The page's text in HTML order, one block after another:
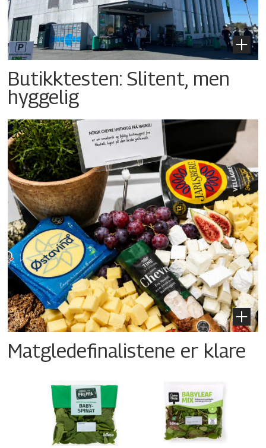
Butikktesten: Slitent, men
hyggelig
Matgledefinalistene er klare